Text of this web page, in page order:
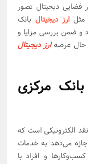
فضایی دیجیتال تصور
مثلارز دیجیتال بانک
و ضمن بررسی مزایا و
حال عرضهارز دیجیتال
مرکزی
الکترونیکی است که
می‌دهد به خدمات
و افراد با